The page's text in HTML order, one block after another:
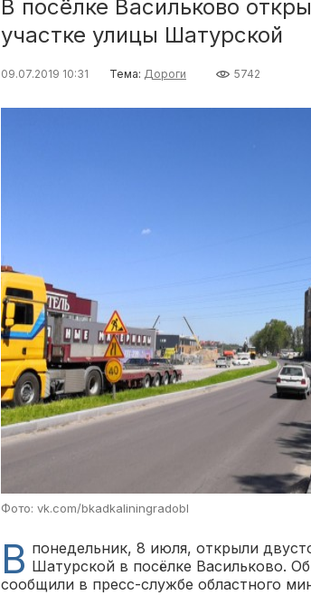
В посёлке Васильково
участке улицы Шатурской
09.07.2019 10:31 Тема: Дороги 5742
Фото: vk.com/bkadkaliningradobl
В понедельник, 8 июля, открыли
Шатурской в посёлке Васильково.
сообщили в пресс-службе областного